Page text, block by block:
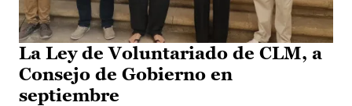
La Ley de Voluntariado de CLM, a
Consejo de Gobierno en
septiembre